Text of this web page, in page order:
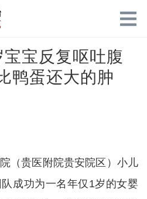
宝反复呕吐腹
鸭蛋还大的肿
（贵医附院贵安院区）小儿
成功为一名年仅1岁的女婴